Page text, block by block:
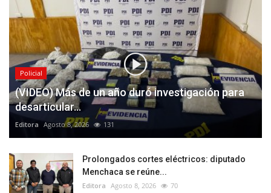
Policial
(VIDEO) Más de un año duró investigación para
desarticular...
Editora Agosto 8, 2026 131
Prolongados cortes eléctricos: diputado
Menchaca se reúne...
Editora Agosto 8, 2026 70